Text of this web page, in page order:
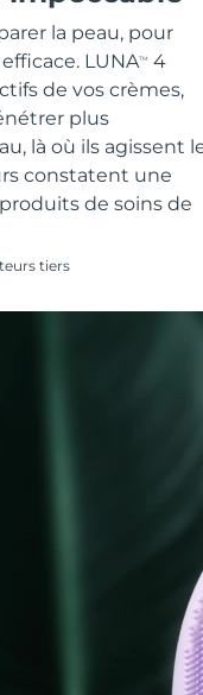
la peau, pour
LUNATM
4
de vos crèmes,
plus
là où ils agissent
constatent une
de soins de
tiers
KIWI™
Gel